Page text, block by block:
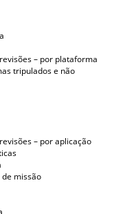
– por plataforma
tripulados e não
– por aplicação
missão